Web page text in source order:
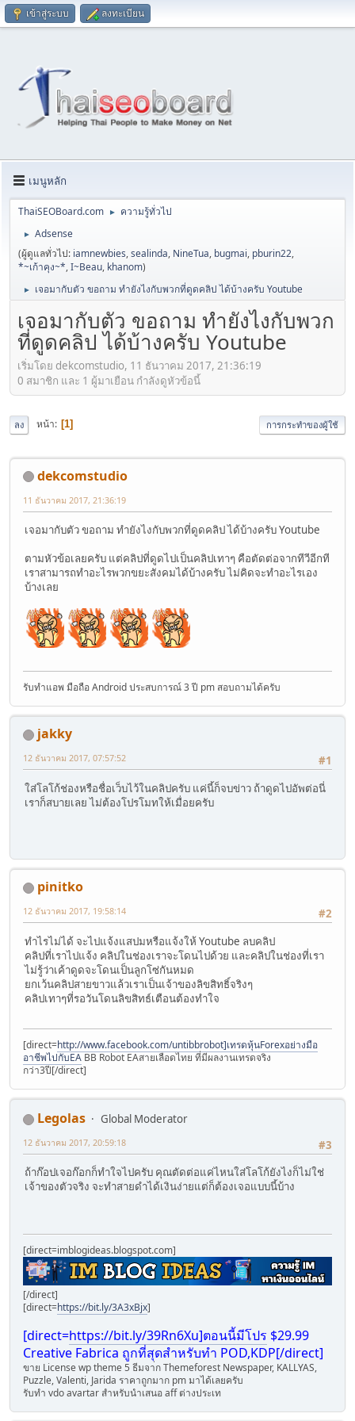
เข้าสู่ระบบ ลงทะเบียน
เมนูหลัก
ThaiSEOBoard.com ► ความรู้ทั่วไป
►
Adsense
(ผู้ดูแลทั่วไป: iamnewbies,sealinda, NineTua, bugmai, pburin22,
*~เก้าคุง~*,I~Beau, khanom)
► เจอมากับตัว ขอถาม ทำยังไงกับพวกที่ดูดคลิป ได้บ้างครับ Youtube
เจอมากับตัว ขอถาม ทำยังไงกับพวก
ที่ดูดคลิป ได้บ้างครับ Youtube
เริ่มโดย dekcomstudio, 11 ธันวาคม 2017, 21:36:19
0 สมาชิก และ 1 ผู้มาเยือน กำลังดูหัวข้อนี้
ลง หน้า 1 การกระทำของผู้ใช้
dekcomstudio
11 ธันวาคม 2017, 21:36:19
เจอมากับตัว ขอถาม ทำยังไงกับพวกที่ดูดคลิป ได้บ้างครับ Youtube
ตามหัวข้อเลยครับ แต่คลิปที่ดูดไปเป็นคลิปเทาๆ คือตัดต่อจากทีวีอีกที
เราสามารถทำอะไรพวกขยะสังคมได้บ้างครับ ไม่คิดจะทำอะไรเอง
บ้างเลย
รับทำแอพ มือถือ Android ประสบการณ์ 3 ปี pm สอบถามได้ครับ
jakky
#1
12 ธันวาคม 2017, 07:57:52
ใส่โลโก้ช่องหรือชื่อเว็บไว้ในคลิปครับ แค่นี้ก็จบข่าว ถ้าดูดไปอัพต่อนี่
เราก็สบายเลย ไม่ต้องโปรโมทให้เมื่อยครับ
pinitko
#2
12 ธันวาคม 2017, 19:58:14
ทำไรไม่ได้ จะไปแจ้งแสปมหรือแจ้งให้ Youtube ลบคลิป
คลิปที่เราไปแจ้ง คลิปในช่องเราจะโดนไปด้วย และคลิปในช่องที่เรา
ไม่รู้ว่าเค้าดูดจะโดนเป็นลูกโซ่กันหมด
ยกเว้นคลิปสายขาวแล้วเราเป็นเจ้าของลิขสิทธิ์จริงๆ
คลิปเทาๆที่รอวันโดนลิขสิทธ์เตือนต้องทำใจ
[direct=http://www.facebook.com/untibbrobot]เทรดหุ้นForexอย่างมือ
อาชีพไปกับEA BB Robot EAสายเลือดไทย ที่มีผลงานเทรดจริง
กว่า3ปี[/direct]
Legolas
Global Moderator
#3
12 ธันวาคม 2017, 20:59:18
ถ้าก๊อปเจอก๊อกก็ทำใจไปครับ คุณตัดต่อแค่ไหนใส่โลโก้ยังไงก็ไม่ใช่
เจ้าของตัวจริง จะทำสายดำได้เงินง่ายแต่ก็ต้องเจอแบบนี้บ้าง
[direct=imblogideas.blogspot.com]
[/direct]
[direct=https://bit.ly/3A3xBjx]
[direct=https://bit.ly/39Rn6Xu]ตอนนี้มีโปร $29.99
Creative Fabrica ถูกที่สุดสำหรับทำ POD,KDP[/direct]
ขาย License wp theme 5 ธีมจา่ก Themeforest Newspaper, KALLYAS,
Puzzle, Valenti, Jarida ราคาถูกมาก pm มาได้เลยครับ
รับทำ vdo avartar สำหรับนำเสนอ aff ต่างประเท